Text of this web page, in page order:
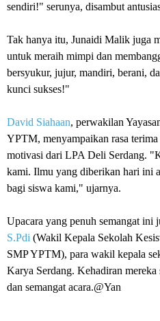
sendiri!" serunya, disambut
Tak hanya itu, Junaidi Malik juga
untuk meraih mimpi dan
bersyukur, jujur, mandiri, berani,
kunci sukses!"
David Siahaan, perwakilan
YPTM, menyampaikan rasa terima
motivasi dari LPA Deli Serdang.
kami. Ilmu yang diberikan hari ini
bagi siswa kami," ujarnya.
Upacara yang penuh semangat ini
S.Pdi (Wakil Kepala Sekolah
SMP YPTM), para wakil kepala
Karya Serdang. Kehadiran
dan semangat acara.@Yan